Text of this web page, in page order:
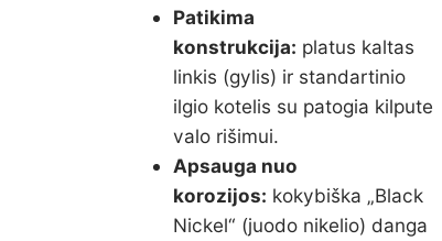
Patikima
konstrukcija: platus kaltas
linkis (gylis) ir standartinio
ilgio kotelis su patogia kilpute
valo rišimui.
Apsauga nuo
korozijos: kokybiška „Black
Nickel“ (juodo nikelio) danga